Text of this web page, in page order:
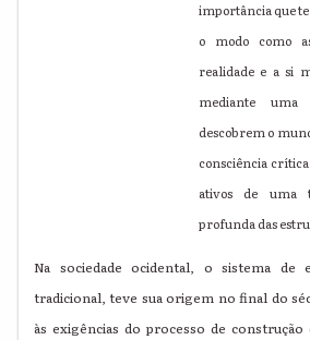
importância que
o modo como
realidade e a si
mediante uma
descobrem o
consciência
ativos de uma
profunda das
Na sociedade ocidental, o sistema de
tradicional, teve sua origem no final do
às exigências do processo de construção